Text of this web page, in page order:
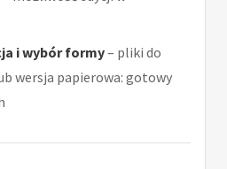
i wybór formy– pliki do
wersja papierowa: gotowy